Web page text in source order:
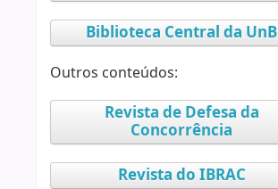
Biblioteca Central da UnB
Outros conteúdos:
Revista de Defesa da
Concorrência
Revista do IBRAC